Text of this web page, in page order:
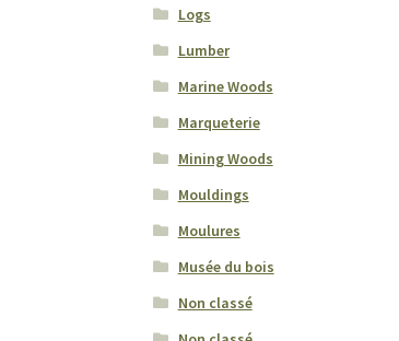
Logs
Lumber
Marine Woods
Marqueterie
Mining Woods
Mouldings
Moulures
Musée du bois
Non classé